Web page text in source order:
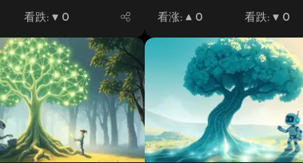
看跌: 0
Detaylar
看涨: 0 看跌: 0